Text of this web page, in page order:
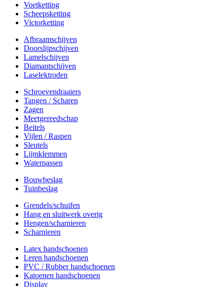
Voetketting
Scheepsketting
Victorketting
Afbraamschijven
Doorslijpschijven
Lamelschijven
Diamantschijven
Laselektroden
Schroevendraaiers
Tangen / Scharen
Zagen
Meetgereedschap
Beitels
Vijlen / Raspen
Sleutels
Lijmklemmen
Waterpassen
Bouwbeslag
Tuinbeslag
Grendels/schuifen
Hang en sluitwerk overig
Hengen/scharnieren
Scharnieren
Latex handschoenen
Leren handschoenen
PVC / Rubber handschoenen
Katoenen handschoenen
Display